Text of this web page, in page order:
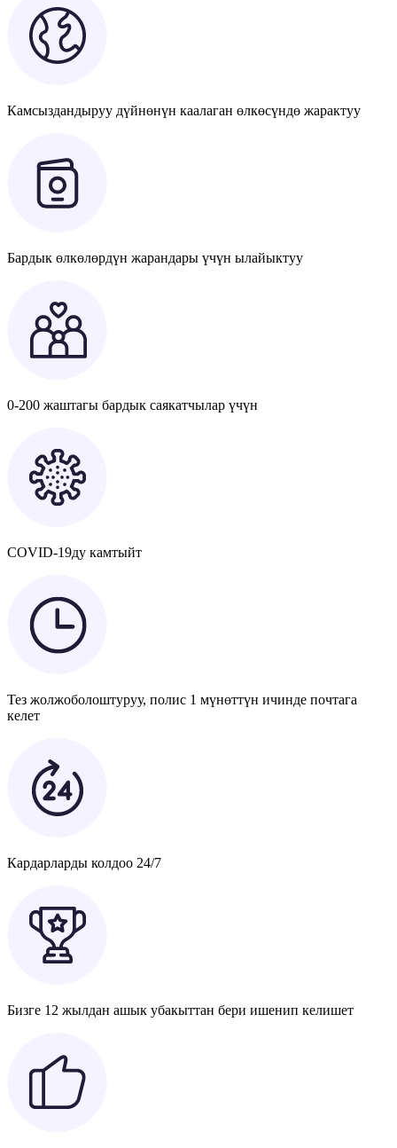
Камсыздандыруу дүйнөнүн каалаган өлкөсүндө жарактуу
Бардык өлкөлөрдүн жарандары үчүн ылайыктуу
0-200 жаштагы бардык саякатчылар үчүн
COVID-19ду камтыйт
Тез жолжоболоштуруу, полис 1 мүнөттүн ичинде почтага
келет
Кардарларды колдоо 24/7
Бизге 12 жылдан ашык убакыттан бери ишенип келишет